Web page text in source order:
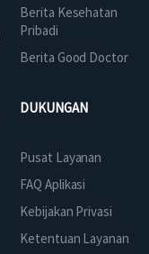
Berita Kesehatan
Pribadi
Berita Good Doctor
DUKUNGAN
Pusat Layanan
FAQ Aplikasi
Kebijakan Privasi
Ketentuan Layanan